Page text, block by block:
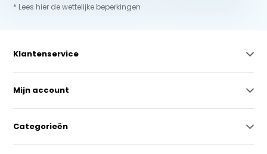
* Lees hier de wettelijke beperkingen
Klantenservice
Mijn account
Categorieën